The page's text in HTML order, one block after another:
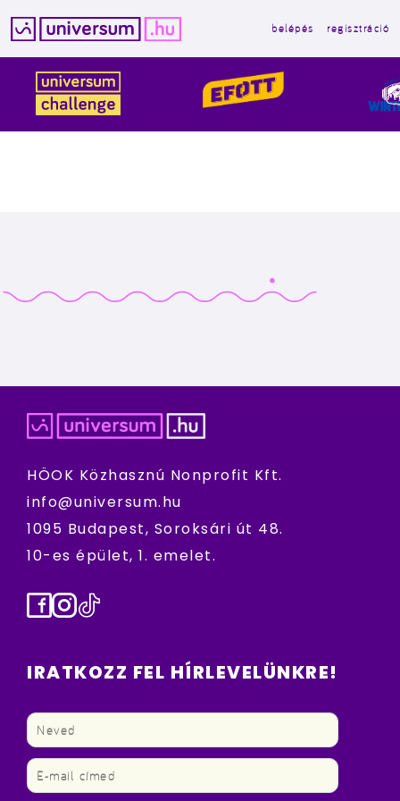
tartalomba
belépés regisztráció
HÖOK Közhasznú Nonprofit Kft.
info@universum.hu
1095 Budapest, Soroksári út 48.
10-es épület, 1. emelet.
Facebook
Instagram
TikTok
IRATKOZZ FEL HÍRLEVELÜNKRE!